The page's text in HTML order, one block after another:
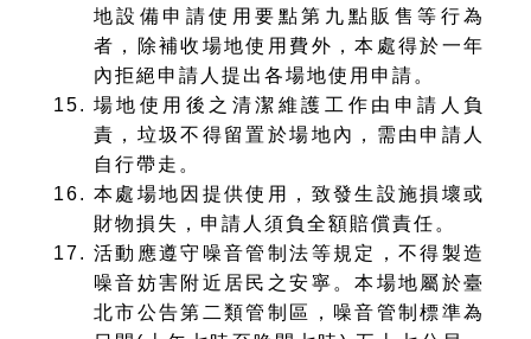
地設備申請使用要點第九點販售等行為
者，除補收場地使用費外，本處得於一年
內拒絕申請人提出各場地使用申請。
場地使用後之清潔維護工作由申請人負
責，垃圾不得留置於場地內，需由申請人
自行帶走。
本處場地因提供使用，致發生設施損壞或
財物損失，申請人須負全額賠償責任。
活動應遵守噪音管制法等規定，不得製造
噪音妨害附近居民之安寧。本場地屬於臺
北市公告第二類管制區，噪音管制標準為